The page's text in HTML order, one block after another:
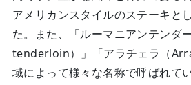
アメリカンスタイルのステーキと
た。また、「ルーマニアンテンダ
tenderloin）」「アラチェラ（
域によって様々な名称で呼ばれてい